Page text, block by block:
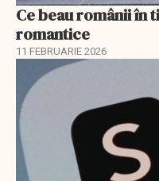
Ce beau românii în
romantice
11 FEBRUARIE 2026